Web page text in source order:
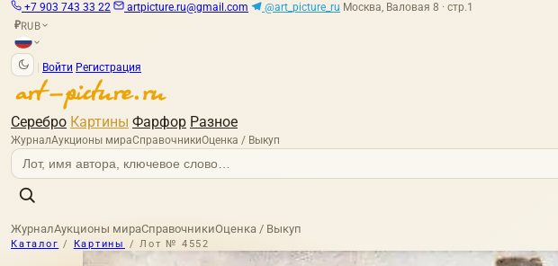
+7 903 743 33 22 artpicture.ru@gmail.com @art_picture_ru Москва, Валовая 8 · стр.1
₽RUB
Войти Регистрация
Серебро Картины Фарфор Разное
ЖурналАукционы мираСправочникиОценка / Выкуп
ЖурналАукционы мираСправочникиОценка / Выкуп
Каталог / Картины / Лот № 4552